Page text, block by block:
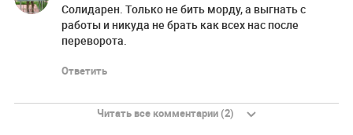
Солидарен. Только не бить морду, а выгнать с
работы и никуда не брать как всех нас после
переворота.
Ответить
Читать все комментарии (2)